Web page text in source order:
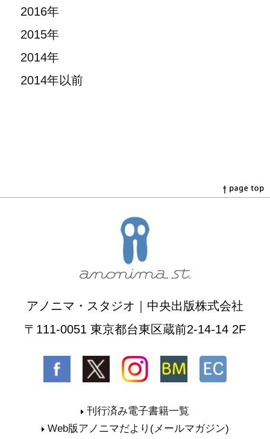
2016年
2015年
2014年
2014年以前
アノニマ・スタジオ｜中央出版株式会社
〒111-0051 東京都台東区蔵前2-14-14 2F
刊行済み電子書籍一覧
Web版アノニマだより(メールマガジン)